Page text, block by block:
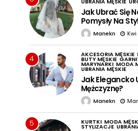
Jak Ubrać Się
Pomysły Na
Manekn
4 AKCESORIA MĘSKIE
BUTY MĘSKIE
MARYNARKI MODA
UBRANIA MĘSKIE
Jak Elegancko
Mężczyznę?
Manekn
5 KURTKI MODA
STYLIZACJE